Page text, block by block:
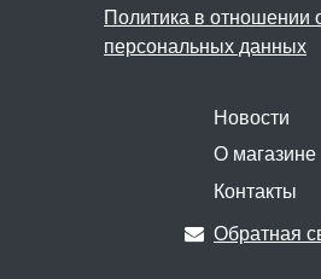
Политика в отношении
персональных данных
Новости
О магазине
Контакты
Обратная